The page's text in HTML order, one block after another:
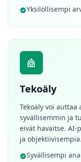
Yksilöllisempi
Tekoäly
Tekoäly voi auttaa
syvällisemmin ja
eivät havaitse. AI-
ja objektiivisempia.
Syvällisempi